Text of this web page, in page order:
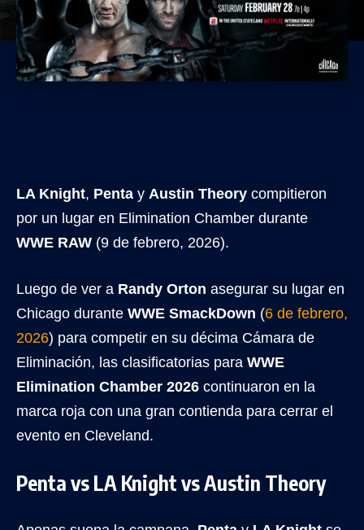
LA Knight, Penta y Austin Theory compitieron
por un lugar en Elimination Chamber durante
WWE RAW (9 de febrero, 2026).
Luego de ver a Randy Orton asegurar su lugar en
Chicago durante WWE SmackDown (6 de febrero,
2026) para competir en su décima Cámara de
Eliminación, las clasificatorias para WWE
Elimination Chamber 2026 continuaron en la
marca roja con una gran contienda para cerrar el
evento en Cleveland.
Penta vs LA Knight vs Austin Theory